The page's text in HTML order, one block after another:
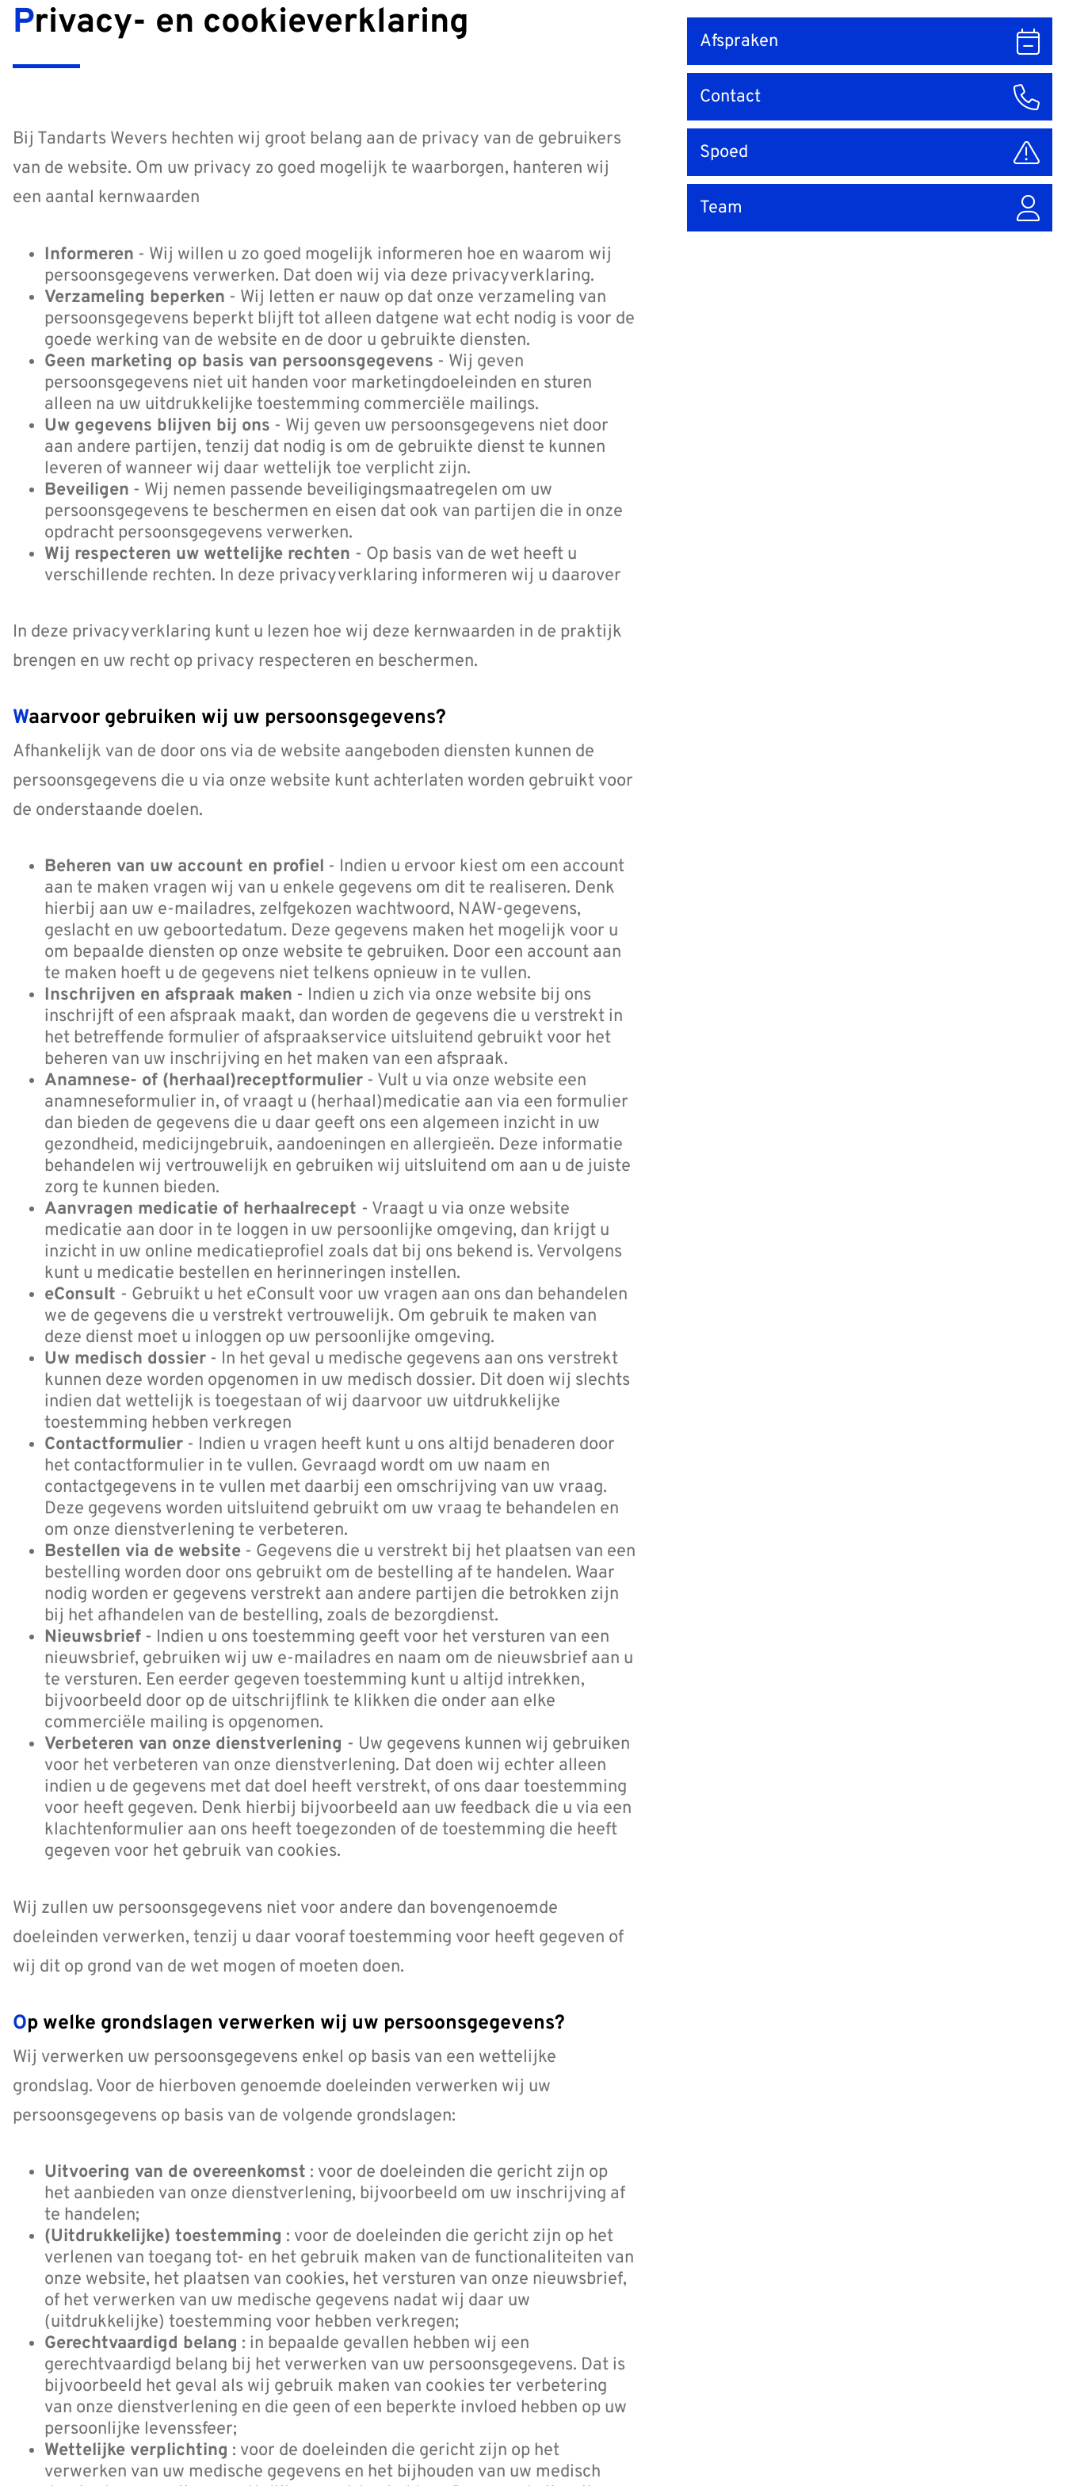
Privacy- en cookieverklaring
Bij Tandarts Wevers hechten wij groot belang aan de privacy van de gebruikers
van de website. Om uw privacy zo goed mogelijk te waarborgen, hanteren wij
een aantal kernwaarden
Informeren - Wij willen u zo goed mogelijk informeren hoe en waarom wij
persoonsgegevens verwerken. Dat doen wij via deze privacyverklaring.
Verzameling beperken - Wij letten er nauw op dat onze verzameling van
persoonsgegevens beperkt blijft tot alleen datgene wat echt nodig is voor de
goede werking van de website en de door u gebruikte diensten.
Geen marketing op basis van persoonsgegevens - Wij geven
persoonsgegevens niet uit handen voor marketingdoeleinden en sturen
alleen na uw uitdrukkelijke toestemming commerciële mailings.
Uw gegevens blijven bij ons - Wij geven uw persoonsgegevens niet door
aan andere partijen, tenzij dat nodig is om de gebruikte dienst te kunnen
leveren of wanneer wij daar wettelijk toe verplicht zijn.
Beveiligen - Wij nemen passende beveiligingsmaatregelen om uw
persoonsgegevens te beschermen en eisen dat ook van partijen die in onze
opdracht persoonsgegevens verwerken.
Wij respecteren uw wettelijke rechten - Op basis van de wet heeft u
verschillende rechten. In deze privacyverklaring informeren wij u daarover
In deze privacyverklaring kunt u lezen hoe wij deze kernwaarden in de praktijk
brengen en uw recht op privacy respecteren en beschermen.
Waarvoor gebruiken wij uw persoonsgegevens?
Afhankelijk van de door ons via de website aangeboden diensten kunnen de
persoonsgegevens die u via onze website kunt achterlaten worden gebruikt voor
de onderstaande doelen.
Beheren van uw account en profiel - Indien u ervoor kiest om een account
aan te maken vragen wij van u enkele gegevens om dit te realiseren. Denk
hierbij aan uw e-mailadres, zelfgekozen wachtwoord, NAW-gegevens,
geslacht en uw geboortedatum. Deze gegevens maken het mogelijk voor u
om bepaalde diensten op onze website te gebruiken. Door een account aan
te maken hoeft u de gegevens niet telkens opnieuw in te vullen.
Inschrijven en afspraak maken - Indien u zich via onze website bij ons
inschrijft of een afspraak maakt, dan worden de gegevens die u verstrekt in
het betreffende formulier of afspraakservice uitsluitend gebruikt voor het
beheren van uw inschrijving en het maken van een afspraak.
Anamnese- of (herhaal)receptformulier - Vult u via onze website een
anamneseformulier in, of vraagt u (herhaal)medicatie aan via een formulier
dan bieden de gegevens die u daar geeft ons een algemeen inzicht in uw
gezondheid, medicijngebruik, aandoeningen en allergieën. Deze informatie
behandelen wij vertrouwelijk en gebruiken wij uitsluitend om aan u de juiste
zorg te kunnen bieden.
Aanvragen medicatie of herhaalrecept - Vraagt u via onze website
medicatie aan door in te loggen in uw persoonlijke omgeving, dan krijgt u
inzicht in uw online medicatieprofiel zoals dat bij ons bekend is. Vervolgens
kunt u medicatie bestellen en herinneringen instellen.
eConsult - Gebruikt u het eConsult voor uw vragen aan ons dan behandelen
we de gegevens die u verstrekt vertrouwelijk. Om gebruik te maken van
deze dienst moet u inloggen op uw persoonlijke omgeving.
Uw medisch dossier - In het geval u medische gegevens aan ons verstrekt
kunnen deze worden opgenomen in uw medisch dossier. Dit doen wij slechts
indien dat wettelijk is toegestaan of wij daarvoor uw uitdrukkelijke
toestemming hebben verkregen
Contactformulier - Indien u vragen heeft kunt u ons altijd benaderen door
het contactformulier in te vullen. Gevraagd wordt om uw naam en
contactgegevens in te vullen met daarbij een omschrijving van uw vraag.
Deze gegevens worden uitsluitend gebruikt om uw vraag te behandelen en
om onze dienstverlening te verbeteren.
Bestellen via de website - Gegevens die u verstrekt bij het plaatsen van een
bestelling worden door ons gebruikt om de bestelling af te handelen. Waar
nodig worden er gegevens verstrekt aan andere partijen die betrokken zijn
bij het afhandelen van de bestelling, zoals de bezorgdienst.
Nieuwsbrief - Indien u ons toestemming geeft voor het versturen van een
nieuwsbrief, gebruiken wij uw e-mailadres en naam om de nieuwsbrief aan u
te versturen. Een eerder gegeven toestemming kunt u altijd intrekken,
bijvoorbeeld door op de uitschrijflink te klikken die onder aan elke
commerciële mailing is opgenomen.
Verbeteren van onze dienstverlening - Uw gegevens kunnen wij gebruiken
voor het verbeteren van onze dienstverlening. Dat doen wij echter alleen
indien u de gegevens met dat doel heeft verstrekt, of ons daar toestemming
voor heeft gegeven. Denk hierbij bijvoorbeeld aan uw feedback die u via een
klachtenformulier aan ons heeft toegezonden of de toestemming die heeft
gegeven voor het gebruik van cookies.
Wij zullen uw persoonsgegevens niet voor andere dan bovengenoemde
doeleinden verwerken, tenzij u daar vooraf toestemming voor heeft gegeven of
wij dit op grond van de wet mogen of moeten doen.
Op welke grondslagen verwerken wij uw persoonsgegevens?
Wij verwerken uw persoonsgegevens enkel op basis van een wettelijke
grondslag. Voor de hierboven genoemde doeleinden verwerken wij uw
persoonsgegevens op basis van de volgende grondslagen:
Uitvoering van de overeenkomst : voor de doeleinden die gericht zijn op
het aanbieden van onze dienstverlening, bijvoorbeeld om uw inschrijving af
te handelen;
(Uitdrukkelijke) toestemming : voor de doeleinden die gericht zijn op het
verlenen van toegang tot- en het gebruik maken van de functionaliteiten van
onze website, het plaatsen van cookies, het versturen van onze nieuwsbrief,
of het verwerken van uw medische gegevens nadat wij daar uw
(uitdrukkelijke) toestemming voor hebben verkregen;
Gerechtvaardigd belang : in bepaalde gevallen hebben wij een
gerechtvaardigd belang bij het verwerken van uw persoonsgegevens. Dat is
bijvoorbeeld het geval als wij gebruik maken van cookies ter verbetering
van onze dienstverlening en die geen of een beperkte invloed hebben op uw
persoonlijke levenssfeer;
Wettelijke verplichting : voor de doeleinden die gericht zijn op het
verwerken van uw medische gegevens en het bijhouden van uw medisch
naar
Afspraken
Contact
Spoed
Team